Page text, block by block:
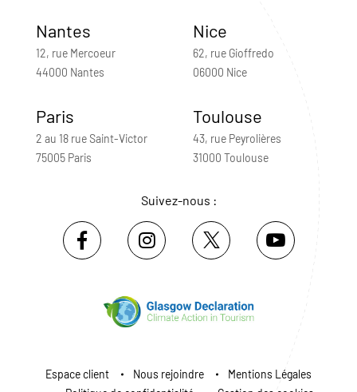
Nantes
12, rue Mercoeur
44000 Nantes
Nice
62, rue Gioffredo
06000 Nice
Paris
2 au 18 rue Saint-Victor
75005 Paris
Toulouse
43, rue Peyrolières
31000 Toulouse
Suivez-nous :
Espace client Nous rejoindre
Mentions Légales